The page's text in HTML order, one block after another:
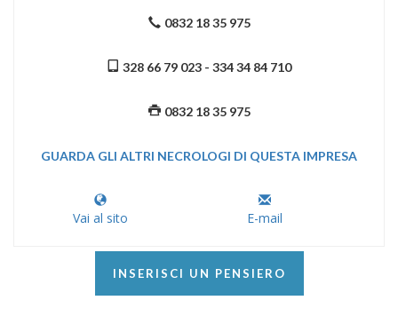
0832 18 35 975
328 66 79 023 - 334 34 84 710
0832 18 35 975
GUARDA GLI ALTRI NECROLOGI DI QUESTA IMPRESA
Vai al sito E-mail
INSERISCI UN PENSIERO